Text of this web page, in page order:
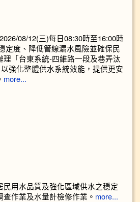
08/12(三)每日08:30時至16:00時
定度、降低管線漏水風險並確保民
理「台東系統-四維路一段及巷弄汰
強化整體供水系統效能，提供更安
more...
民用水品質及強化區域供水之穩定
作業及水量計檢修作業。 more...